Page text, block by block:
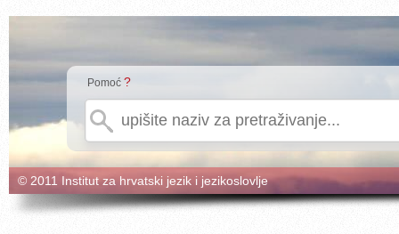
Pomoć ?
© 2011 Institut za hrvatski jezik i jezikoslovlje